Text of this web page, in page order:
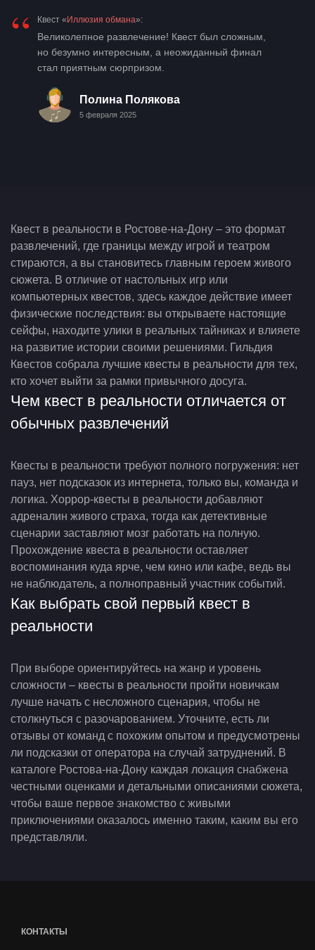
“ Квест «Иллюзия обмана»:
Великолепное развлечение! Квест был сложным,
но безумно интересным, а неожиданный финал
стал приятным сюрпризом.
Полина Полякова
5 февраля 2025
Квест в реальности в Ростове-на-Дону – это формат
развлечений, где границы между игрой и театром
стираются, а вы становитесь главным героем живого
сюжета. В отличие от настольных игр или
компьютерных квестов, здесь каждое действие имеет
физические последствия: вы открываете настоящие
сейфы, находите улики в реальных тайниках и влияете
на развитие истории своими решениями. Гильдия
Квестов собрала лучшие квесты в реальности для тех,
кто хочет выйти за рамки привычного досуга.
Чем квест в реальности отличается от
обычных развлечений
Квесты в реальности требуют полного погружения: нет
пауз, нет подсказок из интернета, только вы, команда и
логика. Хоррор-квесты в реальности добавляют
адреналин живого страха, тогда как детективные
сценарии заставляют мозг работать на полную.
Прохождение квеста в реальности оставляет
воспоминания куда ярче, чем кино или кафе, ведь вы
не наблюдатель, а полноправный участник событий.
Как выбрать свой первый квест в
реальности
При выборе ориентируйтесь на жанр и уровень
сложности – квесты в реальности пройти новичкам
лучше начать с несложного сценария, чтобы не
столкнуться с разочарованием. Уточните, есть ли
отзывы от команд с похожим опытом и предусмотрены
ли подсказки от оператора на случай затруднений. В
каталоге Ростова-на-Дону каждая локация снабжена
честными оценками и детальными описаниями сюжета,
чтобы ваше первое знакомство с живыми
приключениями оказалось именно таким, каким вы его
представляли.
КОНТАКТЫ